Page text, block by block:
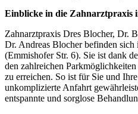
Einblicke in die Zahnarztpraxis
Zahnarztpraxis Dres Blocher, Dr.
Dr. Andreas Blocher befinden sich
(Emmishofer Str. 6). Sie ist dank
den zahlreichen
zu erreichen. So ist für Sie und
unkomplizierte Anfahrt
entspannte und sorglose